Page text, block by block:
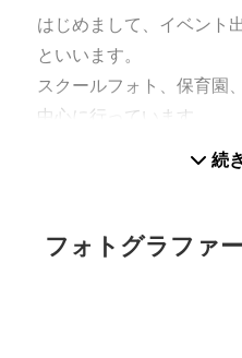
はじめまして、イベント
といいます。
スクールフォト、保育園
中心に行っています。
以下の撮影をモットーに
★楽しく
続
フォトグラファ